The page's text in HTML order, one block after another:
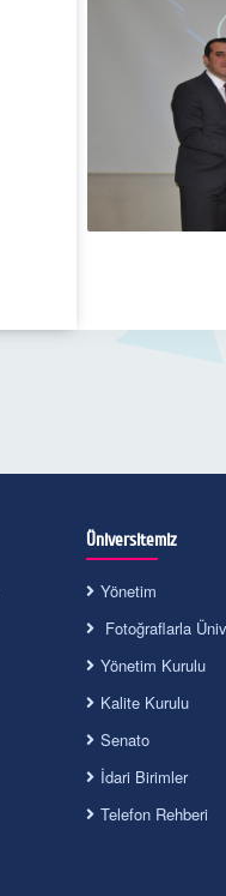
Üniversitemiz
Yönetim
Fotoğraflarla
Yönetim Kurulu
Kalite Kurulu
Senato
İdari Birimler
Telefon Rehberi